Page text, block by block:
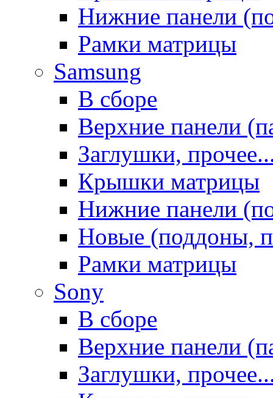
Нижние панели
Рамки матрицы
Samsung
В сборе
Верхние панели
Заглушки,
Крышки матрицы
Нижние панели
Новые (поддоны,
Рамки матрицы
Sony
В сборе
Верхние панели
Заглушки,